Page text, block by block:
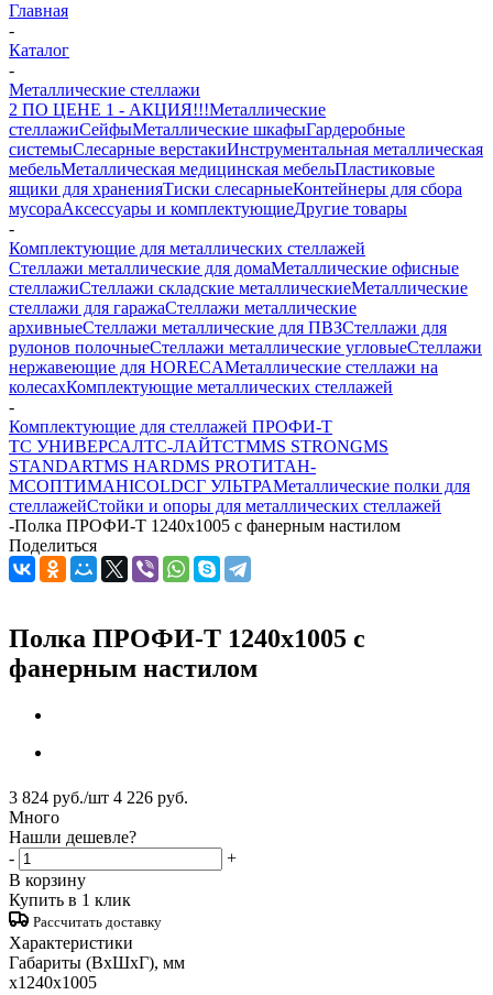
Главная
-
Каталог
-
Металлические стеллажи
2 ПО ЦЕНЕ 1 - АКЦИЯ!!!Металлические
стеллажиСейфыМеталлические шкафыГардеробные
системыСлесарные верстакиИнструментальная металлическая
мебельМеталлическая медицинская мебельПластиковые
ящики для храненияТиски слесарныеКонтейнеры для сбора
мусораАксессуары и комплектующиеДругие товары
-
Комплектующие для металлических стеллажей
Стеллажи металлические для домаМеталлические офисные
стеллажиСтеллажи складские металлическиеМеталлические
стеллажи для гаражаСтеллажи металлические
архивныеСтеллажи металлические для ПВЗСтеллажи для
рулонов полочныеСтеллажи металлические угловыеСтеллажи
нержавеющие для HORECAМеталлические стеллажи на
колесахКомплектующие металлических стеллажей
-
Комплектующие для стеллажей ПРОФИ-Т
ТС УНИВЕРСАЛТС-ЛАЙТСТМMS STRONGMS
STANDARTMS HARDMS PROТИТАН-
МСОПТИМАHICOLDСГ УЛЬТРАМеталлические полки для
стеллажейСтойки и опоры для металлических стеллажей
-Полка ПРОФИ-Т 1240x1005 с фанерным настилом
Поделиться
Полка ПРОФИ-Т 1240x1005 с
фанерным настилом
3 824 руб./шт 4 226 руб.
Много
Нашли дешевле?
-
+
В корзину
Купить в 1 клик
Рассчитать доставку
Характеристики
Габариты (ВxШxГ), мм
x1240x1005